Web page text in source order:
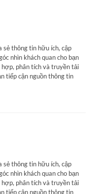
thông tin hữu ích, cập
nhìn khách quan cho bạn
phân tích và truyền tải
tiếp cận nguồn thông tin
thông tin hữu ích, cập
nhìn khách quan cho bạn
phân tích và truyền tải
tiếp cận nguồn thông tin